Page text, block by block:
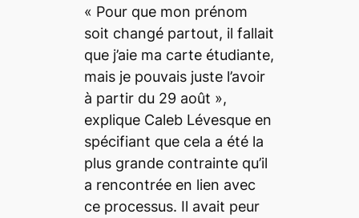
« Pour que mon prénom
soit changé partout, il fallait
que j’aie ma carte étudiante,
mais je pouvais juste l’avoir
à partir du 29 août »,
explique Caleb Lévesque en
spécifiant que cela a été la
plus grande contrainte qu’il
a rencontrée en lien avec
ce processus. Il avait peur